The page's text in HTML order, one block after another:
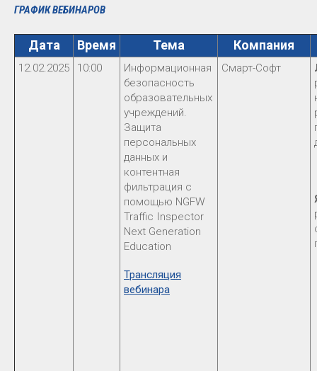
ГРАФИК ВЕБИНАРОВ
Дата Время Тема Компания
12.02.2025 10:00
Информационная
безопасность
образовательных
учреждений.
Защита
персональных
данных и
контентная
фильтрация с
помощью NGFW
Traffic Inspector
Next Generation
Education
Трансляция
вебинара
Смарт-Софт